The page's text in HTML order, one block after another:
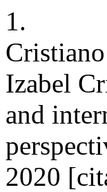
1.
Izabel
and
2020